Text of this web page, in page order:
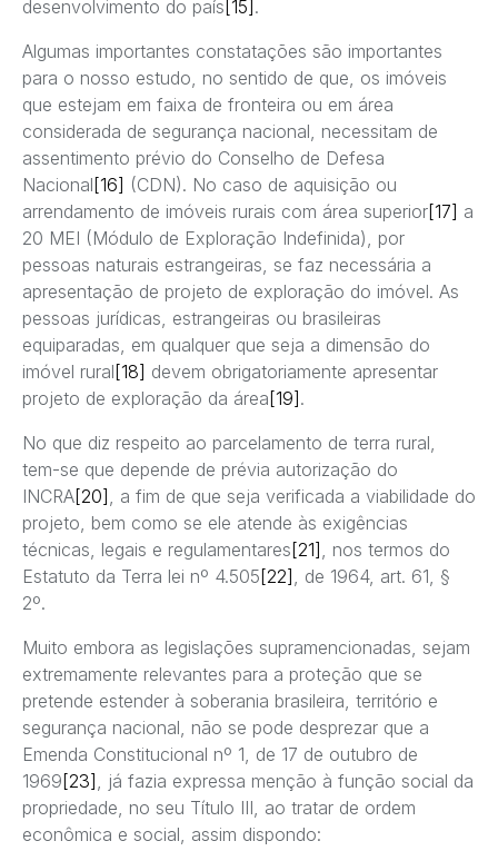
desenvolvimento do país[15].
Algumas importantes constatações são importantes
para o nosso estudo, no sentido de que, os imóveis
que estejam em faixa de fronteira ou em área
considerada de segurança nacional, necessitam de
assentimento prévio do Conselho de Defesa
Nacional[16] (CDN). No caso de aquisição ou
arrendamento de imóveis rurais com área superior[17] a
20 MEI (Módulo de Exploração Indefinida), por
pessoas naturais estrangeiras, se faz necessária a
apresentação de projeto de exploração do imóvel. As
pessoas jurídicas, estrangeiras ou brasileiras
equiparadas, em qualquer que seja a dimensão do
imóvel rural[18] devem obrigatoriamente apresentar
projeto de exploração da área[19].
No que diz respeito ao parcelamento de terra rural,
tem-se que depende de prévia autorização do
INCRA[20] , a fim de que seja verificada a viabilidade do
projeto, bem como se ele atende às exigências
técnicas, legais e regulamentares[21] , nos termos do
Estatuto da Terra lei nº 4.505[22] , de 1964, art. 61, §
2º.
Muito embora as legislações supramencionadas, sejam
extremamente relevantes para a proteção que se
pretende estender à soberania brasileira, território e
segurança nacional, não se pode desprezar que a
Emenda Constitucional nº 1, de 17 de outubro de
1969[23] , já fazia expressa menção à função social da
propriedade, no seu Título III, ao tratar de ordem
econômica e social, assim dispondo: